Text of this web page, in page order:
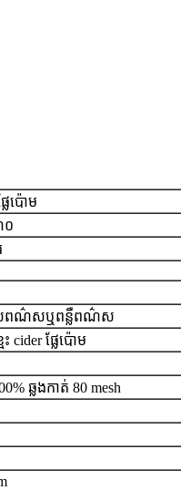
ែប៉ោម
០
ពណ៌សឬពន្លឺពណ៌ស
ះ cider ផ្លែប៉ោម
ឆ្លងកាត់ 80 mesh